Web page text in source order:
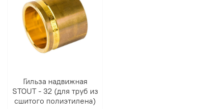
Гильза надвижная
STOUT - 32 (для труб из
сшитого полиэтилена)